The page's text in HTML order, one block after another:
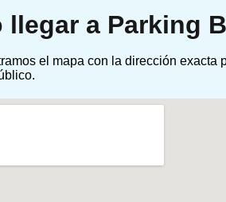
llegar a Parking
el mapa con la dirección